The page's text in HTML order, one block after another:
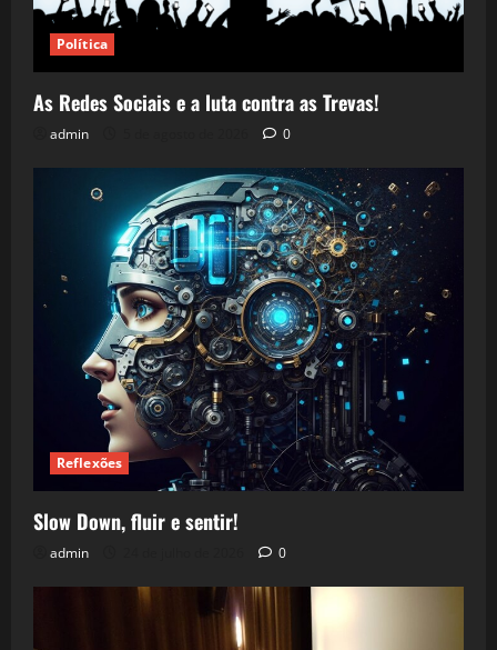
Política
As Redes Sociais e a luta contra as Trevas!
admin 0
Reflexões
Slow Down, fluir e sentir!
admin 0